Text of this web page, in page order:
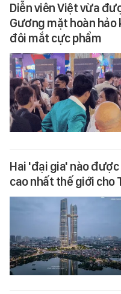
Diễn viên Việt vừa
Gương mặt hoàn hảo
đôi mắt cực phẩm
Hai 'đại gia' nào
cao nhất thế giới cho